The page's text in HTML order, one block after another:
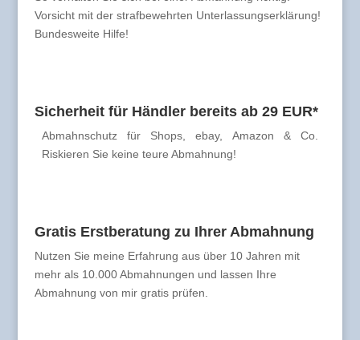
Vorsicht mit der strafbewehrten Unterlassungserklärung!
Bundesweite Hilfe!
Sicherheit für Händler bereits ab 29 EUR*
Abmahnschutz für Shops, ebay, Amazon & Co.
Riskieren Sie keine teure Abmahnung!
Gratis Erstberatung zu Ihrer Abmahnung
Nutzen Sie meine Erfahrung aus über 10 Jahren mit
mehr als 10.000 Abmahnungen und lassen Ihre
Abmahnung von mir gratis prüfen.